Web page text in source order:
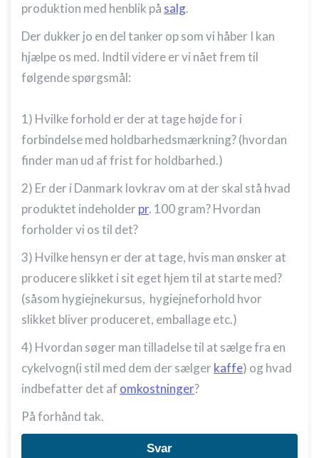
produktion med henblik på salg.
Der dukker jo en del tanker op som vi håber I kan
hjælpe os med. Indtil videre er vi nået frem til
følgende spørgsmål:
1) Hvilke forhold er der at tage højde for i
forbindelse med holdbarhedsmærkning? (hvordan
finder man ud af frist for holdbarhed.)
2) Er der i Danmark lovkrav om at der skal stå hvad
produktet indeholder pr. 100 gram? Hvordan
forholder vi os til det?
3) Hvilke hensyn er der at tage, hvis man ønsker at
producere slikket i sit eget hjem til at starte med?
(såsom hygiejnekursus, hygiejneforhold hvor
slikket bliver produceret, emballage etc.)
4) Hvordan søger man tilladelse til at sælge fra en
cykelvogn(i stil med dem der sælger kaffe) og hvad
indbefatter det af omkostninger?
På forhånd tak.
Svar